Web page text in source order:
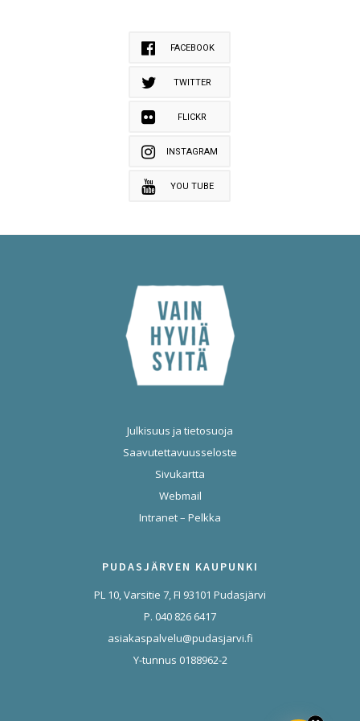
FACEBOOK
TWITTER
FLICKR
INSTAGRAM
YOU TUBE
Julkisuus ja tietosuoja
Saavutettavuusseloste
Sivukartta
Webmail
Intranet – Pelkka
PUDASJÄRVEN KAUPUNKI
PL 10, Varsitie 7, FI 93101 Pudasjärvi
P. 040 826 6417
asiakaspalvelu@pudasjarvi.fi
Y-tunnus 0188962-2